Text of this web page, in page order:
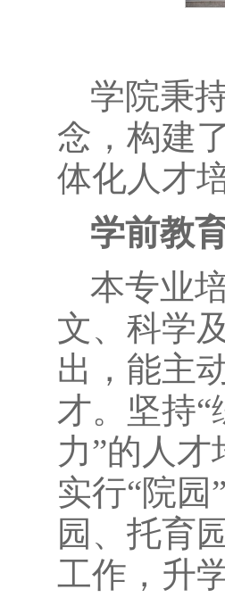
学院秉
念，构建
体化人才
学前教
本专业
文、科学
出，能主
才。坚持
力”的人
实行“院
园、托育
工作，升